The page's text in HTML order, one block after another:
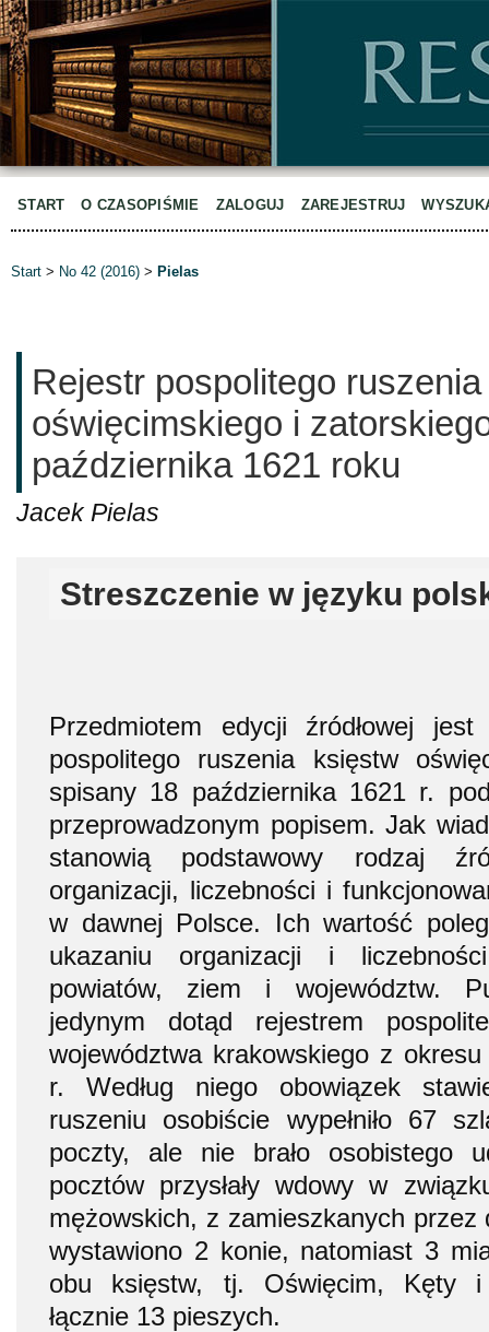
START O CZASOPIŚMIE ZALOGUJ ZAREJESTRUJ
Start > No 42 (2016) > Pielas
Rejestr pospolitego
oświęcimskiego i
października 1621 roku
Jacek Pielas
Streszczenie w języku
Przedmiotem edycji źródłowej
pospolitego ruszenia księstw
spisany 18 października 1621 r.
przeprowadzonym popisem. Jak
stanowią podstawowy rodzaj
organizacji, liczebności i
w dawnej Polsce. Ich wartość
ukazaniu organizacji i
powiatów, ziem i województw.
jedynym dotąd rejestrem
województwa krakowskiego z
r. Według niego obowiązek
ruszeniu osobiście wypełniło 67
poczty, ale nie brało osobistego
pocztów przysłały wdowy w
mężowskich, z zamieszkanych
wystawiono 2 konie, natomiast 3
obu księstw, tj. Oświęcim, Kęty i
łącznie 13 pieszych.